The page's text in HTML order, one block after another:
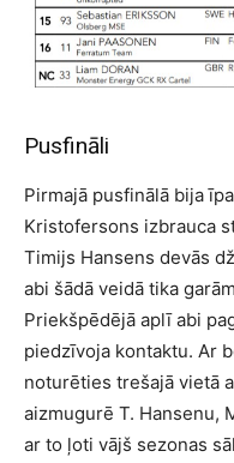
Pusfināli
Pirmajā pusfinālā bija
Kristofersons izbrauca
Timijs Hansens devās
abi šādā veidā tika
Priekšpēdējā aplī abi
piedzīvoja kontaktu. Ar
noturēties trešajā vietā
aizmugurē T. Hansenu,
ar to ļoti vājš sezonas